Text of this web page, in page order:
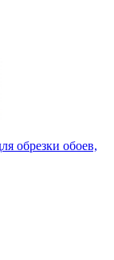
обрезки обоев,